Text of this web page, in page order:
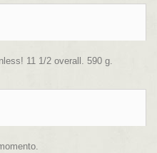
11 1/2 overall. 590 g.